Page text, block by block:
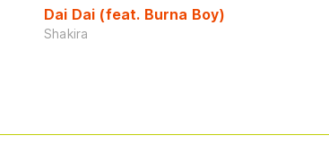
Dai Dai (feat. Burna Boy)
Shakira